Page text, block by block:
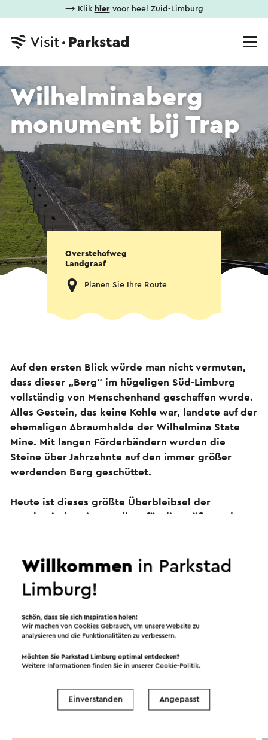
⟶ Klik hiervoor heel Zuid-Limburg
Wilhelminaberg
monument bij Trap
Overstehofweg
Landgraaf
Planen Sie Ihre Route
Auf den ersten Blick würde man nicht vermuten,
dass dieser „Berg“ im hügeligen Süd-Limburg
vollständig von Menschenhand geschaffen wurde.
Alles Gestein, das keine Kohle war, landete auf der
ehemaligen Abraumhalde der Wilhelmina State
Mine. Mit langen Förderbändern wurden die
Steine über Jahrzehnte auf den immer größer
werdenden Berg geschüttet.
Heute ist dieses größte Überbleibsel der
Bergbauindustrie vor allem für die größte Indoor-
man die 508 Stufen bezwungen, eröffnet sich auf
Ausblick über die Euregio.
Dieser Text wurde mit Hilfe eines Online-
Übersetzungsdienstes automatisch übersetzt.
Weiter lesen
Routen in der Region
Radfahren Mountainbike Wandern
Willkommen in Parkstad
Limburg!
Schön, dass Sie sich Inspiration holen!
Wir machen von Cookies Gebrauch, um unsere Website zu
analysieren und die Funktionalitäten zu verbessern.
Möchten Sie Parkstad Limburg optimal entdecken?
Weitere Informationen finden Sie in unsererCookie-Politik.
Einverstanden Angepasst